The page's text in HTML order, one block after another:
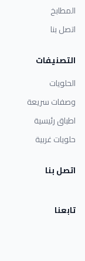
المطابخ
اتصل بنا
التصنيفات
الحلويات
وصفات سريعة
اطباق رئيسية
حلويات غربية
اتصل بنا
تابعنا